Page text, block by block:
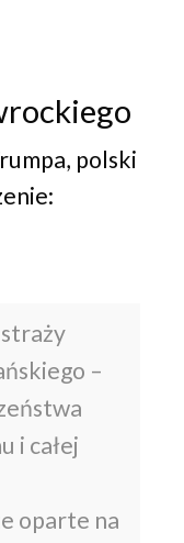
polski
–
i całej
oparte na